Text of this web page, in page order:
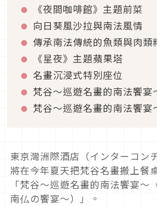
《夜間咖啡館》主題前菜
向日葵風沙拉與南法風情
傳承南法傳統的魚類與肉類
《星夜》主題蘋果塔
名畫沉浸式特別座位
梵谷～巡遊名畫的南法饗宴
梵谷～巡遊名畫的南法饗
東京灣洲際酒店（インターコン
將在今年夏天把梵谷名畫搬上餐
「梵谷～巡遊名畫的南法饗宴～
南仏の饗宴～）」。